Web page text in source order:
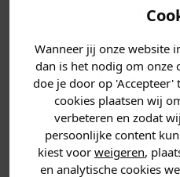
Wanneer jij onze website
dan is het nodig om onze
doe je door op
cookies plaatsen wij
verbeteren en zodat
persoonlijke content
kiest voor weigeren,
en analytische cookies
is morgen
PRODUCTINFORMATIE
MATERIAAL &
ANDERE BESTELDEN
korting
Vertel ons
zoek bent
jouwkorting.
Heren